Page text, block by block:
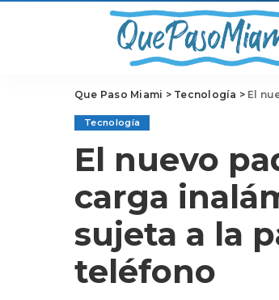
Que Paso Miami > Tecnología > El
Tecnología
El nuevo
carga
sujeta a la
teléfono